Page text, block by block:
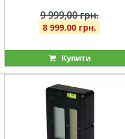
9 999,00 грн.
8 999,00 грн.
Купити